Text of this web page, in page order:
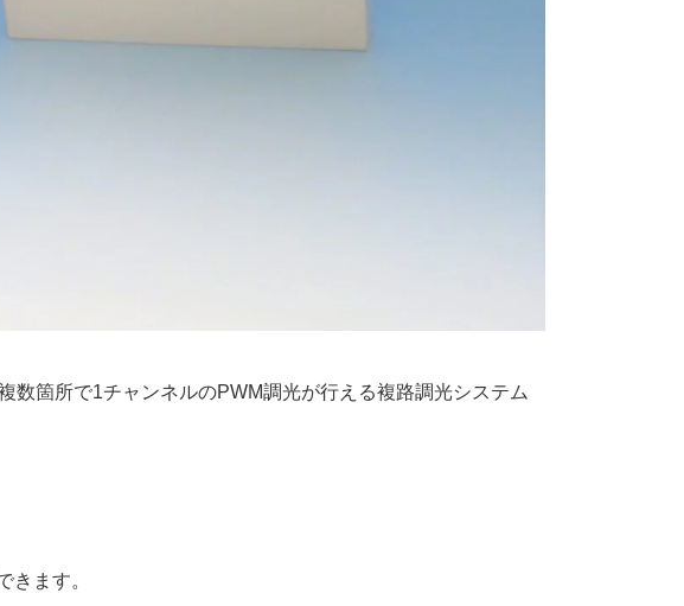
数箇所で1チャンネルのPWM調光が行える複路調光システム
きます。